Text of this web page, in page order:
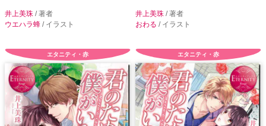
井上美珠 / 著者
ウエハラ蜂 / イラスト
井上美珠 / 著者
おわる / イラスト
エタニティ・赤 エタニティ・赤